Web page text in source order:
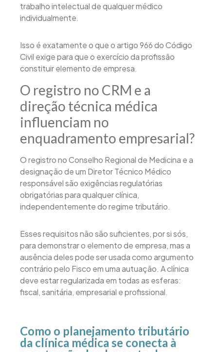
trabalho intelectual de qualquer médico
individualmente.
Isso é exatamente o que o artigo 966 do Código
Civil exige para que o exercício da profissão
constituir elemento de empresa.
O registro no CRM e a
direção técnica médica
influenciam no
enquadramento empresarial?
O registro no Conselho Regional de Medicina e a
designação de um Diretor Técnico Médico
responsável são exigências regulatórias
obrigatórias para qualquer clínica,
independentemente do regime tributário.
Esses requisitos não são suficientes, por si sós,
para demonstrar o elemento de empresa, mas a
ausência deles pode ser usada como argumento
contrário pelo Fisco em uma autuação. A clínica
deve estar regularizada em todas as esferas:
fiscal, sanitária, empresarial e profissional.
Como o planejamento tributário
da clínica médica se conecta à